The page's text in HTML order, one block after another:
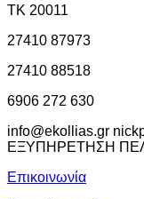
ΤΚ 20011
27410 87973
27410 88518
6906 272 630
info@ekollias.gr
ΕΞΥΠΗΡΕΤΗΣΗ
Επικοινωνία